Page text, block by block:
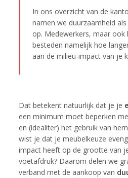
In ons overzicht van de
namen we duurzaamheid
op. Medewerkers, maar ook
besteden namelijk hoe
aan de milieu-impact van je
Dat betekent natuurlijk dat je je
een minimum moet beperken
en (idealiter) het gebruik van
wist je dat je meubelkeuze
impact heeft op de grootte van
voetafdruk? Daarom delen we
verband met de aankoop van